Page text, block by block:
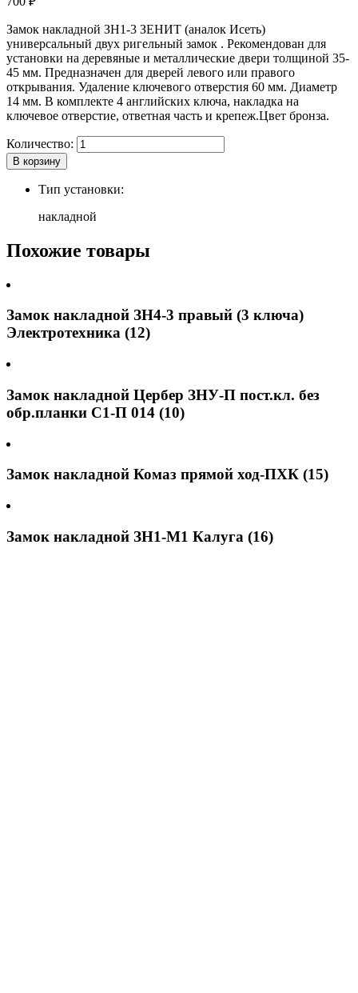
Замок накладной ЗН1-3 ЗЕНИТ (аналок Исеть)
универсальный двух ригельный замок . Рекомендован для
установки на деревяные и металлические двери толщиной 35-
45 мм. Предназначен для дверей левого или правого
открывания. Удаление ключевого отверстия 60 мм. Диаметр
14 мм. В комплекте 4 английских ключа, накладка на
ключевое отверстие, ответная часть и крепеж.Цвет бронза.
Количество:
В корзину
Тип установки:
накладной
Похожие товары
Замок накладной ЗН4-3 правый (3 ключа)
Электротехника (12)
Замок накладной Цербер ЗНУ-П пост.кл. без
обр.планки С1-П 014 (10)
Замок накладной Комаз прямой ход-ПХК (15)
Замок накладной ЗН1-М1 Калуга (16)